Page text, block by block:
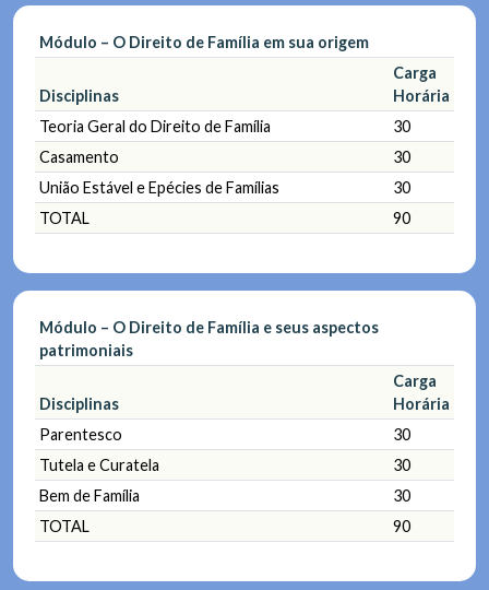
Módulo – O Direito de Família em sua origem
Disciplinas
Carga
Horária
Teoria Geral do Direito de Família
30
Casamento
30
União Estável e Epécies de Famílias
30
TOTAL
90
Módulo – O Direito de Família e seus aspectos
patrimoniais
Disciplinas
Carga
Horária
Parentesco
30
Tutela e Curatela
30
Bem de Família
30
TOTAL
90